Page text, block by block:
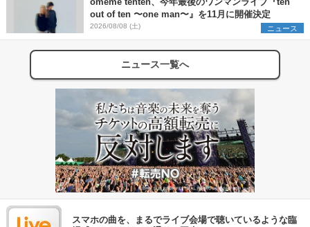
omeme tenten、今年最後のワンマンライブ『ten
out of ten 〜one man〜』を11月に開催決定
2026/08/08 (土) ニュース
ニュース一覧へ
スマホの曲を、まるでライブ会場で聴いているような臨